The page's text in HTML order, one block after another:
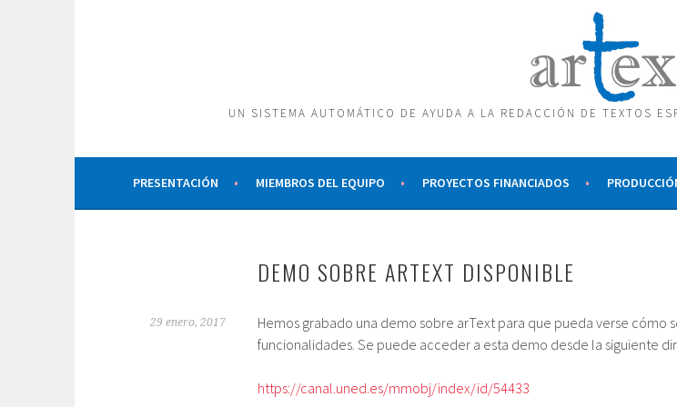
UN SISTEMA AUTOMÁTICO DE AYUDA A LA REDACCIÓN DE TEXTOS
PRESENTACIÓN MIEMBROS DEL EQUIPO PROYECTOS FINANCIADOS
DEMO SOBRE ARTEXT DISPONIBLE
29 enero, 2017
Hemos grabado una demo sobre arText para que pueda verse cómo
funcionalidades. Se puede acceder a esta demo desde la siguiente
https://canal.uned.es/mmobj/index/id/54433